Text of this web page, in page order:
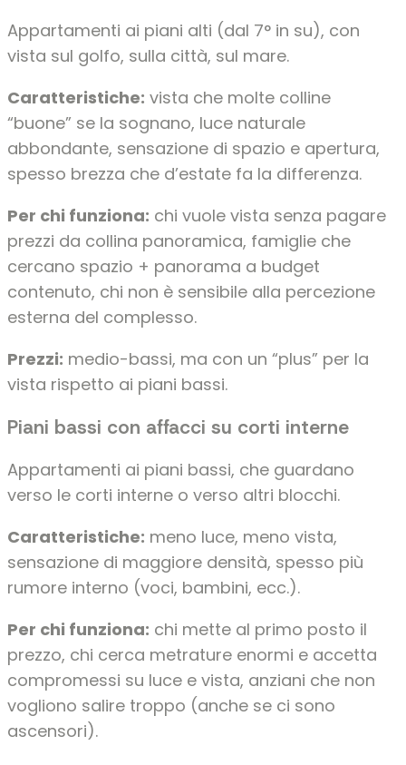
Appartamenti ai piani alti (dal 7° in su), con
vista sul golfo, sulla città, sul mare.
Caratteristiche: vista che molte colline
“buone” se la sognano, luce naturale
abbondante, sensazione di spazio e apertura,
spesso brezza che d’estate fa la differenza.
Per chi funziona: chi vuole vista senza pagare
prezzi da collina panoramica, famiglie che
cercano spazio + panorama a budget
contenuto, chi non è sensibile alla percezione
esterna del complesso.
Prezzi: medio-bassi, ma con un “plus” per la
vista rispetto ai piani bassi.
Piani bassi con affacci su corti interne
Appartamenti ai piani bassi, che guardano
verso le corti interne o verso altri blocchi.
Caratteristiche: meno luce, meno vista,
sensazione di maggiore densità, spesso più
rumore interno (voci, bambini, ecc.).
Per chi funziona: chi mette al primo posto il
prezzo, chi cerca metrature enormi e accetta
compromessi su luce e vista, anziani che non
vogliono salire troppo (anche se ci sono
ascensori).